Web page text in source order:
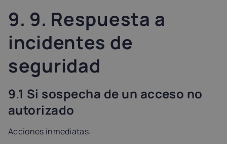
9. 9. Respuesta a
incidentes de
seguridad
9.1 Si sospecha de un acceso no
autorizado
Acciones inmediatas: